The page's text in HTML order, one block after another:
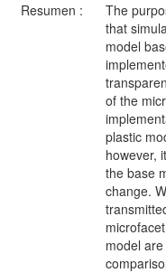
Resumen :
The
that
model
of the
plastic
however,
the base
change.
model